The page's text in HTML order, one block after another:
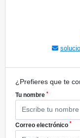
¿Prefieres que te
Tu nombre *
Correo electrónico *